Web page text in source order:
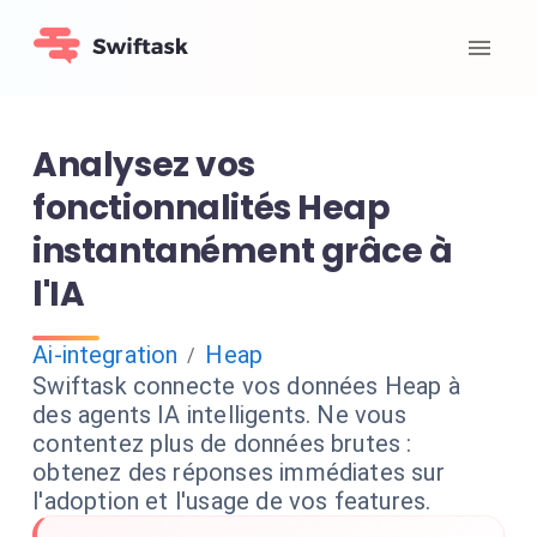
Analysez vos
fonctionnalités Heap
instantanément grâce à
l'IA
Ai-integration / Heap
Swiftask connecte vos données Heap à
des agents IA intelligents. Ne vous
contentez plus de données brutes :
obtenez des réponses immédiates sur
l'adoption et l'usage de vos features.